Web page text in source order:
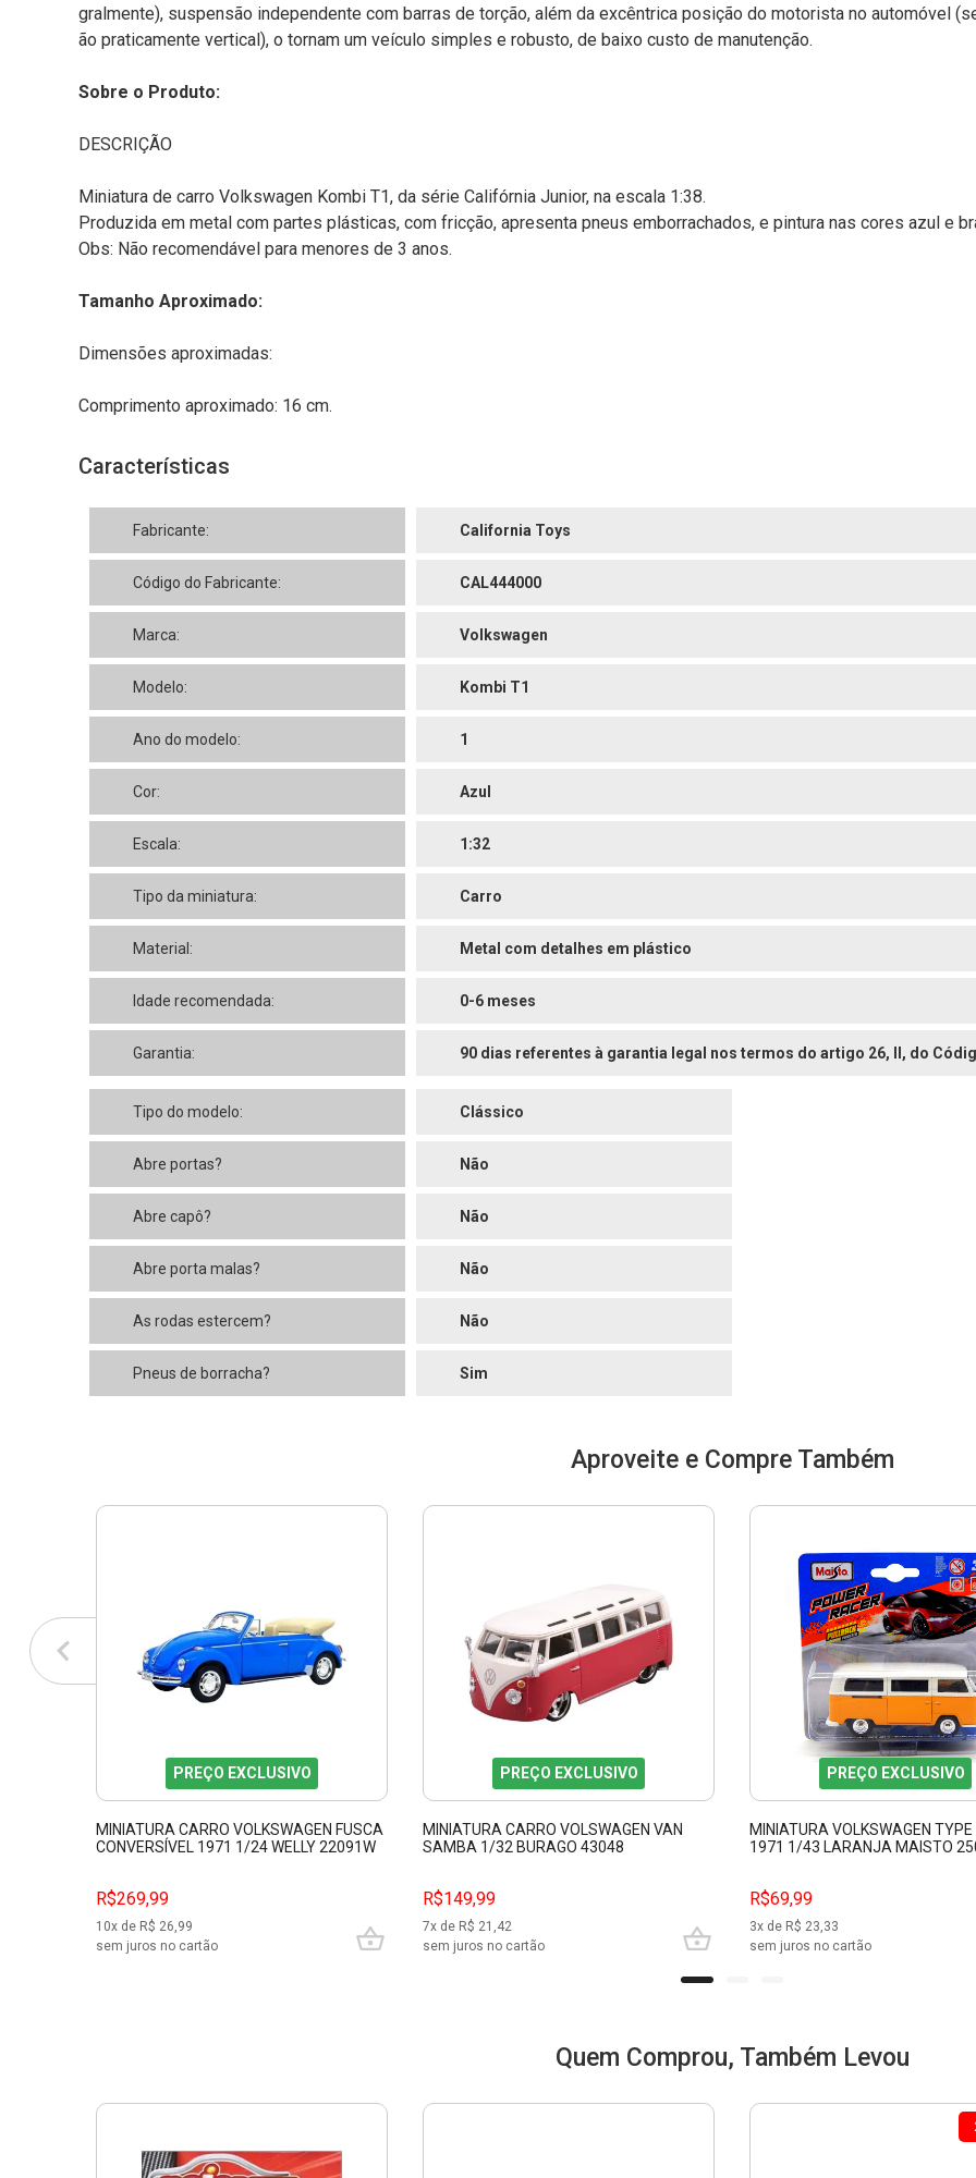
gralmente), suspensão independente com barras de torção, além da excêntrica posição do motorista no automóvel
ão praticamente vertical), o tornam um veículo simples e robusto, de baixo custo de manutenção.
Sobre o Produto:
DESCRIÇÃO
Miniatura de carro Volkswagen Kombi T1, da série Califórnia Junior, na escala 1:38.
Produzida em metal com partes plásticas, com fricção, apresenta pneus emborrachados, e pintura nas cores azul e
Obs: Não recomendável para menores de 3 anos.
Tamanho Aproximado:
Dimensões aproximadas:
Comprimento aproximado: 16 cm.
Características
Fabricante: California Toys
Código do Fabricante: CAL444000
Marca: Volkswagen
Modelo: Kombi T1
Ano do modelo: 1
Cor: Azul
Escala: 1:32
Tipo da miniatura: Carro
Material: Metal com detalhes em plástico
Idade recomendada: 0-6 meses
Garantia: 90 dias referentes à garantia legal nos termos do artigo 26, II, do
Tipo do modelo: Clássico
Abre portas? Não
Abre capô? Não
Abre porta malas? Não
As rodas estercem? Não
Pneus de borracha? Sim
Aproveite e Compre Também
PREÇO EXCLUSIVO
MINIATURA CARRO VOLKSWAGEN FUSCA
CONVERSÍVEL 1971 1/24 WELLY 22091W
R$269,99
10x de R$ 26,99
sem juros no cartão
PREÇO EXCLUSIVO
MINIATURA CARRO VOLSWAGEN VAN
SAMBA 1/32 BURAGO 43048
R$149,99
7x de R$ 21,42
sem juros no cartão
PREÇO EXCLUSIVO
MINIATURA VOLKSWAGEN TYPE
1971 1/43 LARANJA MAISTO
R$69,99
3x de R$ 23,33
sem juros no cartão
Quem Comprou, Também Levou